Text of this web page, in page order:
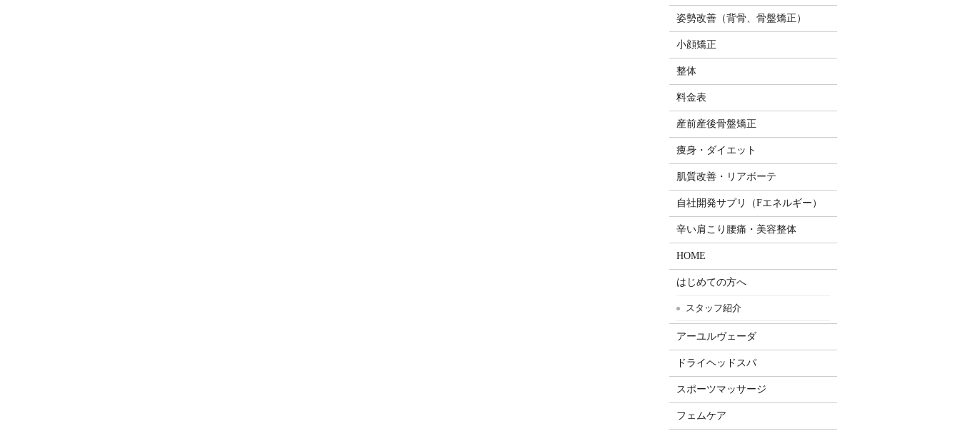
姿勢改善（背骨、骨盤矯正）
小顔矯正
整体
料金表
産前産後骨盤矯正
痩身・ダイエット
肌質改善・リアボーテ
自社開発サプリ（Fエネルギー）
辛い肩こり腰痛・美容整体
HOME
はじめての方へ
スタッフ紹介
アーユルヴェーダ
ドライヘッドスパ
スポーツマッサージ
フェムケア